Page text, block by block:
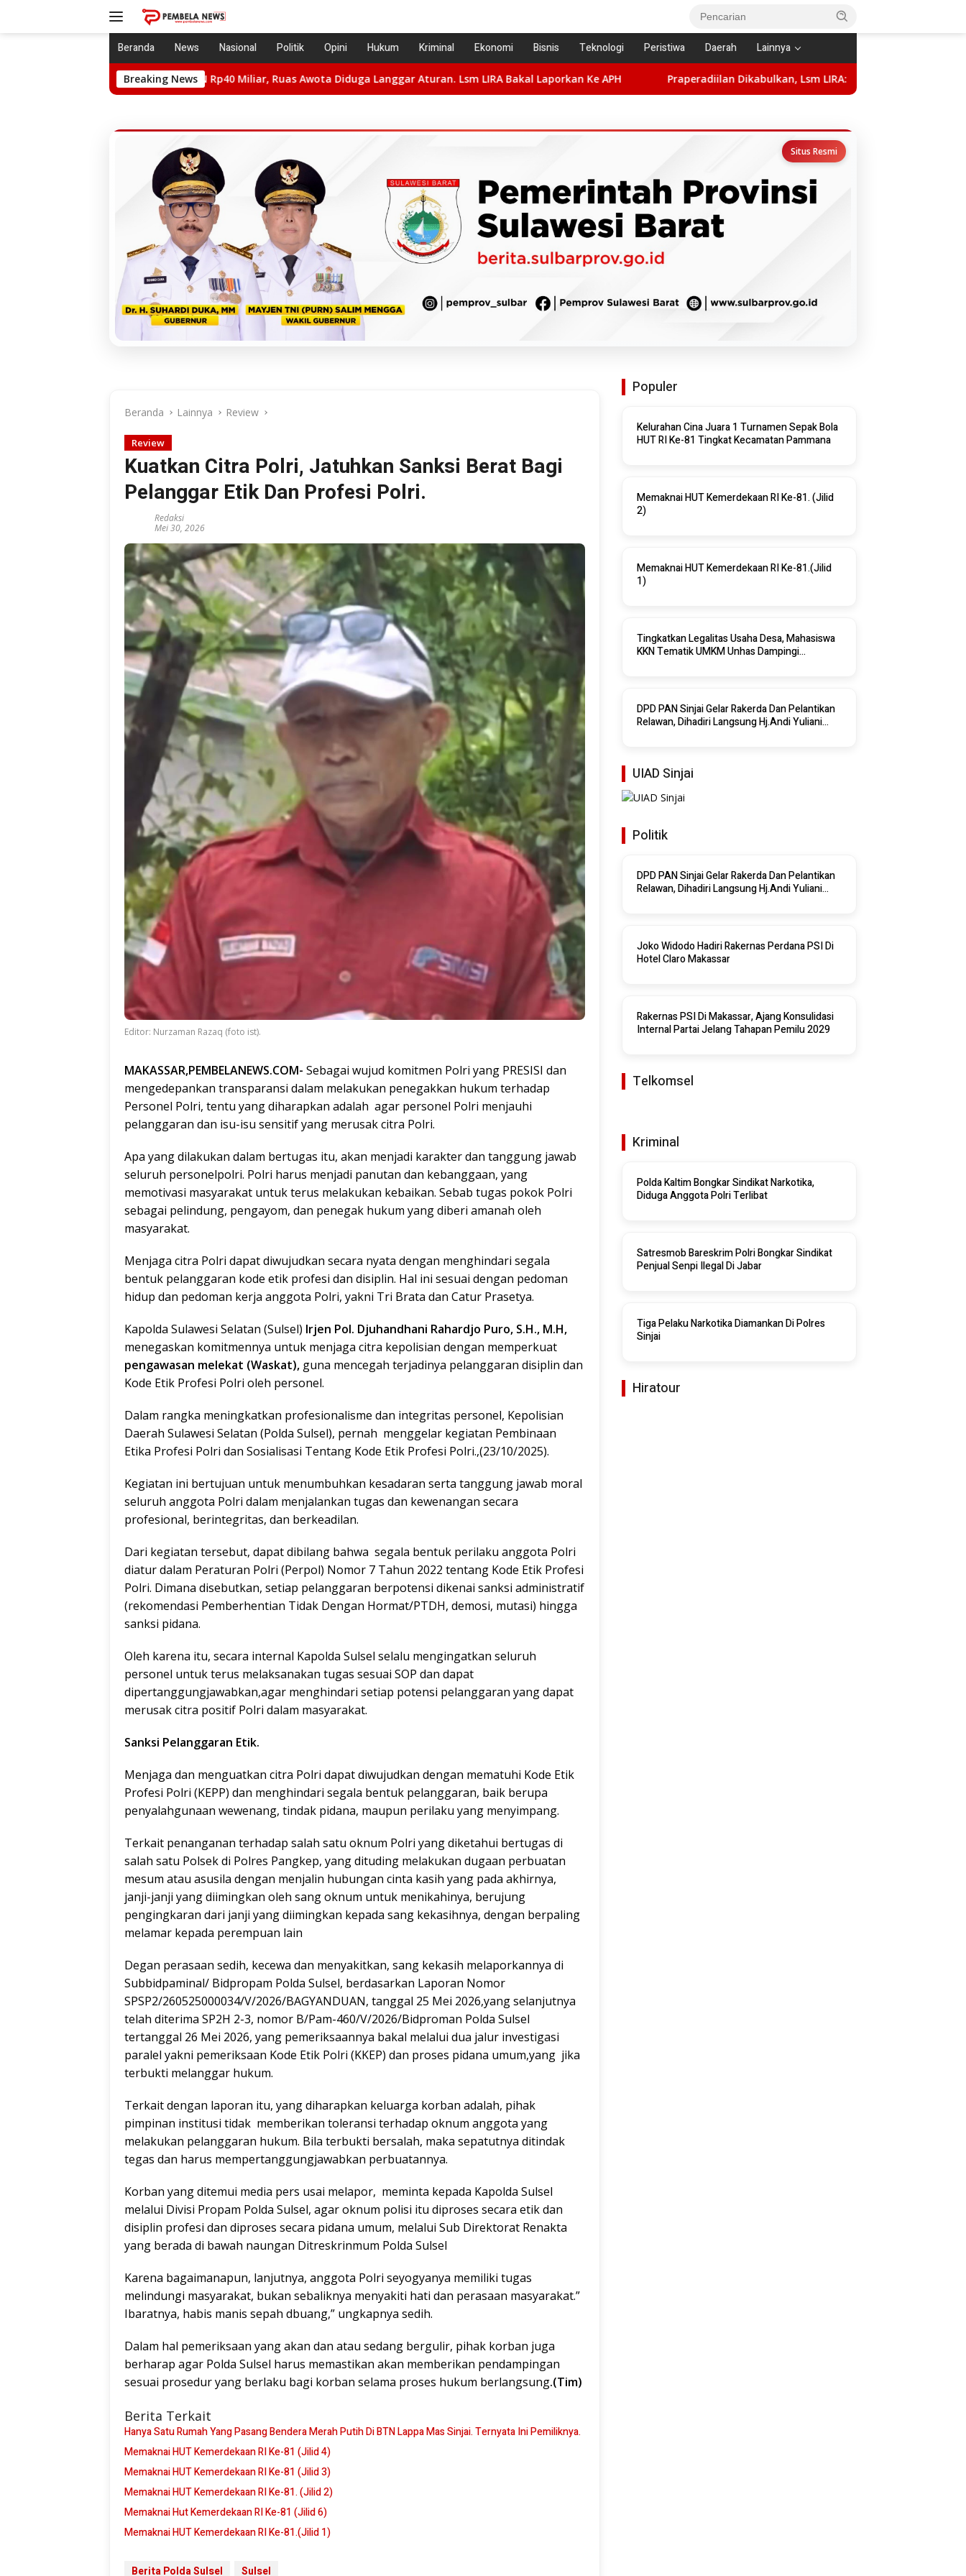
Beranda News Nasional Politik Opini Hukum Kriminal Ekonomi Bisnis Teknologi Peristiwa Daerah Lainnya
Breaking News
Proyek P2JN Rp40 Miliar, Ruas Awota Diduga Langgar Aturan. Lsm LIRA Bakal Laporkan Ke APH Praperadiilan Dikabulkan, Lsm LIRA: Hentikan Kriminalisasi, Pulihkan Nama Baik
Beranda Lainnya Review
Review
Kuatkan Citra Polri, Jatuhkan Sanksi Berat Bagi
Pelanggar Etik Dan Profesi Polri.
Redaksi
Mei 30, 2026
Editor: Nurzaman Razaq (foto ist).
MAKASSAR,PEMBELANEWS.COM- Sebagai wujud komitmen Polri yang PRESISI dan
mengedepankan transparansi dalam melakukan penegakkan hukum terhadap
Personel Polri, tentu yang diharapkan adalah agar personel Polri menjauhi
pelanggaran dan isu-isu sensitif yang merusak citra Polri.
Apa yang dilakukan dalam bertugas itu, akan menjadi karakter dan tanggung jawab
seluruh personelpolri. Polri harus menjadi panutan dan kebanggaan, yang
memotivasi masyarakat untuk terus melakukan kebaikan. Sebab tugas pokok Polri
sebagai pelindung, pengayom, dan penegak hukum yang diberi amanah oleh
masyarakat.
Menjaga citra Polri dapat diwujudkan secara nyata dengan menghindari segala
bentuk pelanggaran kode etik profesi dan disiplin. Hal ini sesuai dengan pedoman
hidup dan pedoman kerja anggota Polri, yakni Tri Brata dan Catur Prasetya.
Kapolda Sulawesi Selatan (Sulsel) Irjen Pol. Djuhandhani Rahardjo Puro, S.H., M.H,
menegaskan komitmennya untuk menjaga citra kepolisian dengan memperkuat
pengawasan melekat (Waskat), guna mencegah terjadinya pelanggaran disiplin dan
Kode Etik Profesi Polri oleh personel.
Dalam rangka meningkatkan profesionalisme dan integritas personel, Kepolisian
Daerah Sulawesi Selatan (Polda Sulsel), pernah menggelar kegiatan Pembinaan
Etika Profesi Polri dan Sosialisasi Tentang Kode Etik Profesi Polri.,(23/10/2025).
Kegiatan ini bertujuan untuk menumbuhkan kesadaran serta tanggung jawab moral
seluruh anggota Polri dalam menjalankan tugas dan kewenangan secara
profesional, berintegritas, dan berkeadilan.
Dari kegiatan tersebut, dapat dibilang bahwa segala bentuk perilaku anggota Polri
diatur dalam Peraturan Polri (Perpol) Nomor 7 Tahun 2022 tentang Kode Etik Profesi
Polri. Dimana disebutkan, setiap pelanggaran berpotensi dikenai sanksi administratif
(rekomendasi Pemberhentian Tidak Dengan Hormat/PTDH, demosi, mutasi) hingga
sanksi pidana.
Oleh karena itu, secara internal Kapolda Sulsel selalu mengingatkan seluruh
personel untuk terus melaksanakan tugas sesuai SOP dan dapat
dipertanggungjawabkan,agar menghindari setiap potensi pelanggaran yang dapat
merusak citra positif Polri dalam masyarakat.
Sanksi Pelanggaran Etik.
Menjaga dan menguatkan citra Polri dapat diwujudkan dengan mematuhi Kode Etik
Profesi Polri (KEPP) dan menghindari segala bentuk pelanggaran, baik berupa
penyalahgunaan wewenang, tindak pidana, maupun perilaku yang menyimpang.
Terkait penanganan terhadap salah satu oknum Polri yang diketahui bertugas di
salah satu Polsek di Polres Pangkep, yang dituding melakukan dugaan perbuatan
mesum atau asusila dengan menjalin hubungan cinta kasih yang pada akhirnya,
janji-janji yang diimingkan oleh sang oknum untuk menikahinya, berujung
pengingkaran dari janji yang diimingkan kepada sang kekasihnya, dengan berpaling
melamar kepada perempuan lain
Degan perasaan sedih, kecewa dan menyakitkan, sang kekasih melaporkannya di
Subbidpaminal/ Bidpropam Polda Sulsel, berdasarkan Laporan Nomor
SPSP2/260525000034/V/2026/BAGYANDUAN, tanggal 25 Mei 2026,yang selanjutnya
telah diterima SP2H 2-3, nomor B/Pam-460/V/2026/Bidproman Polda Sulsel
tertanggal 26 Mei 2026, yang pemeriksaannya bakal melalui dua jalur investigasi
paralel yakni pemeriksaan Kode Etik Polri (KKEP) dan proses pidana umum,yang jika
terbukti melanggar hukum.
Terkait dengan laporan itu, yang diharapkan keluarga korban adalah, pihak
pimpinan institusi tidak memberikan toleransi terhadap oknum anggota yang
melakukan pelanggaran hukum. Bila terbukti bersalah, maka sepatutnya ditindak
tegas dan harus mempertanggungjawabkan perbuatannya.
Korban yang ditemui media pers usai melapor, meminta kepada Kapolda Sulsel
melalui Divisi Propam Polda Sulsel, agar oknum polisi itu diproses secara etik dan
disiplin profesi dan diproses secara pidana umum, melalui Sub Direktorat Renakta
yang berada di bawah naungan Ditreskrinmum Polda Sulsel
Karena bagaimanapun, lanjutnya, anggota Polri seyogyanya memiliki tugas
melindungi masyarakat, bukan sebaliknya menyakiti hati dan perasaan masyarakat.”
Ibaratnya, habis manis sepah dbuang,” ungkapnya sedih.
Dalam hal pemeriksaan yang akan dan atau sedang bergulir, pihak korban juga
berharap agar Polda Sulsel harus memastikan akan memberikan pendampingan
sesuai prosedur yang berlaku bagi korban selama proses hukum berlangsung.(Tim)
Berita Terkait
Hanya Satu Rumah Yang Pasang Bendera Merah Putih Di BTN Lappa Mas Sinjai. Ternyata Ini Pemiliknya.
Memaknai HUT Kemerdekaan RI Ke-81 (Jilid 4)
Memaknai HUT Kemerdekaan RI Ke-81 (Jilid 3)
Memaknai HUT Kemerdekaan RI Ke-81. (Jilid 2)
Memaknai Hut Kemerdekaan RI Ke-81 (Jilid 6)
Memaknai HUT Kemerdekaan RI Ke-81.(Jilid 1)
Berita Polda Sulsel Sulsel
Populer
Kelurahan Cina Juara 1 Turnamen Sepak Bola
HUT RI Ke-81 Tingkat Kecamatan Pammana
Memaknai HUT Kemerdekaan RI Ke-81. (Jilid
2)
Memaknai HUT Kemerdekaan RI Ke-81.(Jilid
1)
Tingkatkan Legalitas Usaha Desa, Mahasiswa
KKN Tematik UMKM Unhas Dampingi
DPD PAN Sinjai Gelar Rakerda Dan Pelantikan
Relawan, Dihadiri Langsung Hj.Andi Yuliani
UIAD Sinjai
Politik
DPD PAN Sinjai Gelar Rakerda Dan Pelantikan
Relawan, Dihadiri Langsung Hj.Andi Yuliani
Joko Widodo Hadiri Rakernas Perdana PSI Di
Hotel Claro Makassar
Rakernas PSI Di Makassar, Ajang Konsulidasi
Internal Partai Jelang Tahapan Pemilu 2029
Telkomsel
Kriminal
Polda Kaltim Bongkar Sindikat Narkotika,
Diduga Anggota Polri Terlibat
Satresmob Bareskrim Polri Bongkar Sindikat
Penjual Senpi Ilegal Di Jabar
Tiga Pelaku Narkotika Diamankan Di Polres
Sinjai
Hiratour